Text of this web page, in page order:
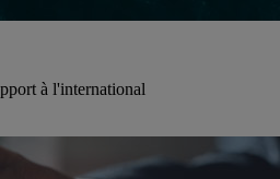
à l'international